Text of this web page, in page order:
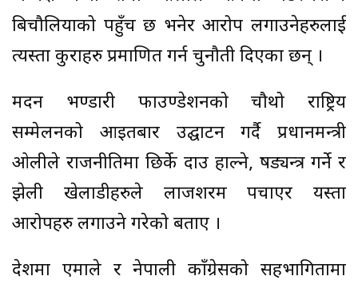
बिचौलियाको पहुँच छ भनेर आरोप लगाउनेहरुलाई
त्यस्ता कुराहरु प्रमाणित गर्न चुनौती दिएका छन् ।
मदन भण्डारी फाउण्डेशनको चौथो राष्ट्रिय
सम्मेलनको आइतबार उद्घाटन गर्दै प्रधानमन्त्री
ओलीले राजनीतिमा छिर्के दाउ हाल्ने, षड्यन्त्र गर्ने र
झेली खेलाडीहरुले लाजशरम पचाएर यस्ता
आरोपहरु लगाउने गरेको बताए ।
देशमा एमाले र नेपाली काँग्रेसको सहभागितामा